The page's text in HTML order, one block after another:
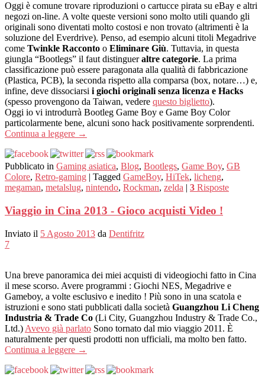
Oggi è comune trovare riproduzioni o cartucce pirata su eBay e altri
negozi on-line. A volte queste versioni sono molto utili quando gli
originali sono diventati molto costosi e non trovato (altrimenti è la
soluzione del Everdrive). Penso, ad esempio alcuni titoli Megadrive
come Twinkle Racconto o Eliminare Giù. Tuttavia, in questa
giungla “Bootlegs” il faut distingueraltre categorie. La prima
classificazione può essere paragonata alla qualità di fabbricazione
(Plastica, PCB), la seconda rispetto alla comparsa (box, notare…) e,
infine, deve dissociarsi i giochi originali senza licenza e Hacks
(spesso provengono da Taiwan, vedere questo biglietto).
Oggi io vi introdurrà Bootleg Game Boy e Game Boy Color
particolarmente bene, alcuni sono hack positivamente sorprendenti.
Continua a leggere →
Pubblicato in Gaming asiatica, Blog, Bootlegs, Game Boy, GB
Colore, Retro-gaming | Tagged GameBoy, HiTek, licheng,
megaman, metalslug, nintendo, Rockman, zelda | 3 Risposte
Viaggio in Cina 2013 - Gioco acquisti Video !
Inviato il 5 Agosto 2013 da Dentifritz
7
Una breve panoramica dei miei acquisti di videogiochi fatto in Cina
il mese scorso. Avere programmi : Giochi NES, Megadrive e
Gameboy, a volte esclusivo e inedito ! Più sono in una scatola e
istruzioni e sono stati pubblicati dalla società Guangzhou Li Cheng
Industria & Trade Co (Li City, Guangzhou Industry & Trade Co.,
Ltd.) Avevo già parlato Sono tornato dal mio viaggio 2011. È
naturalmente per questi prodotti non ufficiali, ma molto ben fatto.
Continua a leggere →